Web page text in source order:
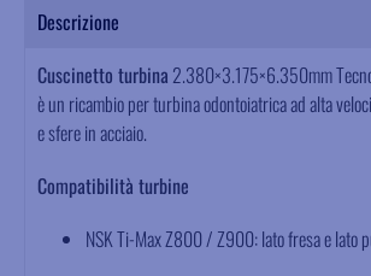
Descrizione
Cuscinetto turbina 2.380×3.175×6.350mm
è un ricambio per turbina odontoiatrica ad alta
e sfere in acciaio.
Compatibilità turbine
NSK Ti-Max Z800 / Z900: lato fresa e lato